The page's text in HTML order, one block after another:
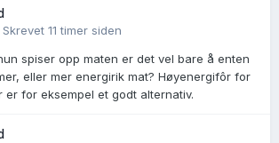
Skrevet 11 timer siden
spiser opp maten er det vel bare å enten
eller mer energirik mat? Høyenergifôr for
er for eksempel et godt alternativ.